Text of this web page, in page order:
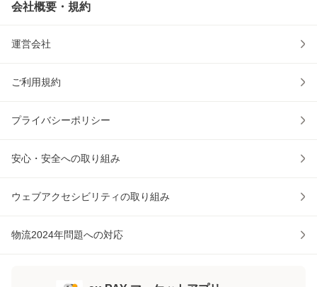
会社概要・規約
運営会社
ご利用規約
プライバシーポリシー
安心・安全への取り組み
ウェブアクセシビリティの取り組み
物流2024年問題への対応